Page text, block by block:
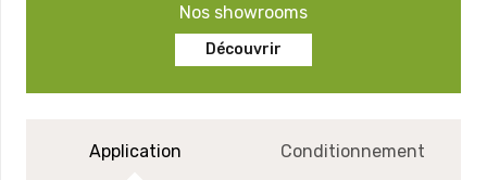
Nos showrooms
Découvrir
Application Conditionnement